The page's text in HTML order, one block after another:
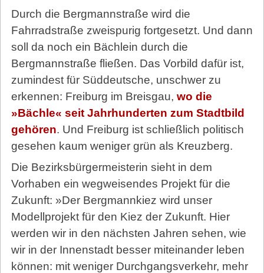
Durch die Bergmannstraße wird die
Fahrradstraße zweispurig fortgesetzt. Und dann
soll da noch ein Bächlein durch die
Bergmannstraße fließen. Das Vorbild dafür ist,
zumindest für Süddeutsche, unschwer zu
erkennen: Freiburg im Breisgau, wo die
»Bächle« seit Jahrhunderten zum Stadtbild
gehören. Und Freiburg ist schließlich politisch
gesehen kaum weniger grün als Kreuzberg.
Die Bezirksbürgermeisterin sieht in dem
Vorhaben ein wegweisendes Projekt für die
Zukunft: »Der Bergmannkiez wird unser
Modellprojekt für den Kiez der Zukunft. Hier
werden wir in den nächsten Jahren sehen, wie
wir in der Innenstadt besser miteinander leben
können: mit weniger Durchgangsverkehr, mehr